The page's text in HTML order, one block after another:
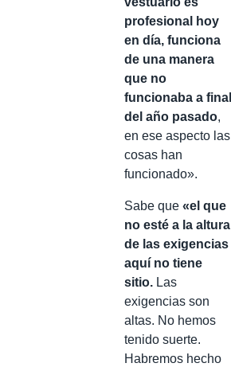
profesional hoy
en día, funciona
de una manera
que no
funcionaba a final
del año pasado,
en ese aspecto las
cosas han
funcionado».
Sabe que «el que
no esté a la altura
de las exigencias
aquí no tiene
sitio. Las
exigencias son
altas. No hemos
tenido suerte.
Habremos hecho